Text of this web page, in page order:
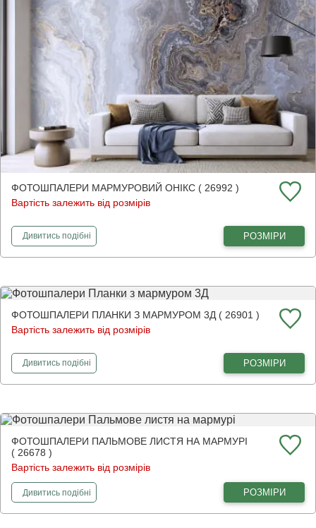
ФОТОШПАЛЕРИ МАРМУРОВИЙ ОНІКС ( 26992 )
Вартість залежить від розмірів
Дивитисьфотошпалери
подібні РОЗМІРИ
ФОТОШПАЛЕРИ ПЛАНКИ З МАРМУРОМ 3Д ( 26901 )
Вартість залежить від розмірів
Дивитисьфотошпалери
подібні РОЗМІРИ
ФОТОШПАЛЕРИ ПАЛЬМОВЕ ЛИСТЯ НА МАРМУРІ
( 26678 )
Вартість залежить від розмірів
Дивитисьфотошпалери
подібні РОЗМІРИ